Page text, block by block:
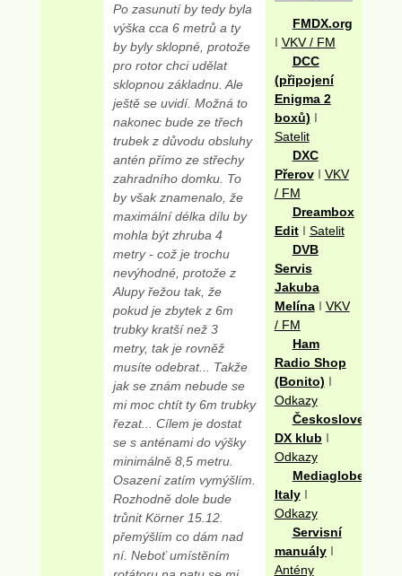
Po zasunutí by tedy byla
výška cca 6 metrů a ty
by byly sklopné, protože
pro rotor chci udělat
sklopnou základnu. Ale
ještě se uvidí. Možná to
nakonec bude ze třech
trubek z důvodu obsluhy
antén přímo ze střechy
zahradního domku. To
by však znamenalo, že
maximální délka dílu by
mohla být zhruba 4
metry - což je trochu
nevýhodné, protože z
Alupy řežou tak, že
pokud je zbytek z 6m
trubky kratší než 3
metry, tak je rovněž
musíte odebrat... Takže
jak se znám nebude se
mi moc chtít ty 6m trubky
řezat... Cílem je dostat
se s anténami do výšky
minimálně 8,5 metru.
Osazení zatím vymýšlím.
Rozhodně dole bude
trůnit Körner 15.12.
přemýšlím co dám nad
ní. Neboť umístěním
FMDX.org
I VKV / FM
DCC
(připojení
Enigma 2
boxů) I
Satelit
DXC
Přerov I VKV
/ FM
Dreambox
Edit I Satelit
DVB
Servis
Jakuba
Melína I VKV
/ FM
Ham
Radio Shop
(Bonito) I
Odkazy
Československý
DX klub I
Odkazy
Mediaglobe
Italy I
Odkazy
Servisní
manuály I
Antény